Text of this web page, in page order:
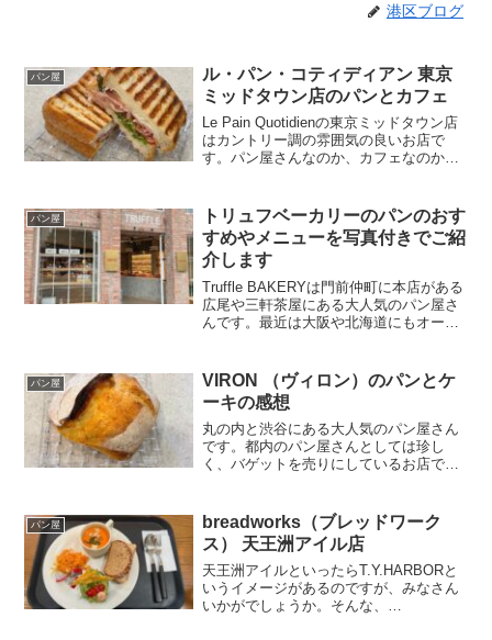
港区ブログ
パン屋
ル・パン・コティディアン 東京
ミッドタウン店のパンとカフェ
Le Pain Quotidienの東京ミッドタウン店
はカントリー調の雰囲気の良いお店で
す。パン屋さんなのか、カフェなのか、
「パンが美味しいお店！」というより
「使い勝手が...
パン屋
トリュフベーカリーのパンのおす
すめやメニューを写真付きでご紹
介します
Truffle BAKERYは門前仲町に本店がある
広尾や三軒茶屋にある大人気のパン屋さ
んです。最近は大阪や北海道にもオープ
ですがトリュフ入りでないパンも沢山あ
って（むしろ...
パン屋
VIRON （ヴィロン）のパンとケ
ーキの感想
丸の内と渋谷にある大人気のパン屋さん
です。都内のパン屋さんとしては珍し
く、バゲットを売りにしているお店で
寧に食べ方の説明書までついています。
流石、という美味しさです...
パン屋
breadworks（ブレッドワーク
ス） 天王洲アイル店
天王洲アイルといったらT.Y.HARBORと
いうイメージがあるのですが、みなさん
いかがでしょうか。そんな、